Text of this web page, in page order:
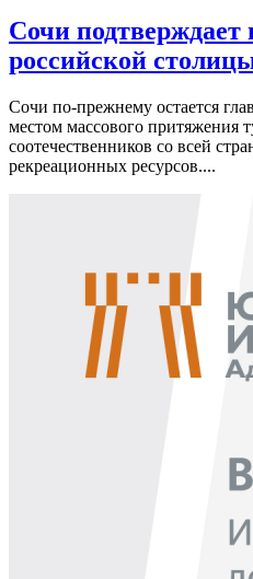
Сочи подтверждает
российской
Сочи по-прежнему остается
местом массового притяжения
соотечественников со всей
рекреационных ресурсов....